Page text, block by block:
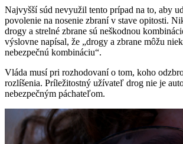
Najvyšší súd nevyužil tento prípad na to, aby
povolenie na nosenie zbraní v stave opitosti.
drogy a strelné zbrane sú neškodnou
výslovne napísal, že „drogy a zbrane môžu
nebezpečnú kombináciu“.
Vláda musí pri rozhodovaní o tom, koho
rozlíšenia. Príležitostný užívateľ drog nie je
nebezpečným páchateľom.